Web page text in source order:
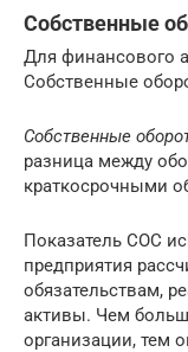
Собственные
Для финансового
Собственные
Собственные
разница между
краткосрочными
Показатель СОС
предприятия
обязательствам,
активы. Чем
организации, тем